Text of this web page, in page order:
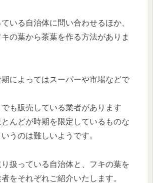
いる自治体に問い合わせるほか、
の葉から茶葉を作る方法がありま
によってはスーパーや市場などで
も販売している業者があります
んどが時期を限定しているものな
うのは難しいようです。
扱っている自治体と、フキの葉を
をそれぞれご紹介いたします。